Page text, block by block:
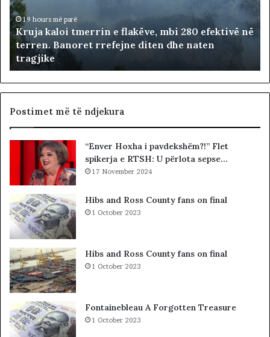
k
a
l
t
m
e
r
l
k
v
e
,
m
b
2
8
19 hours më parë
Kruja kaloi tmerrin e flakëve, mbi 280 efektivë në
terren. Banoret rrefejne diten dhe naten
tragjike
Postimet më të ndjekura
“Enver Hoxha i pavdekshëm?!” Flet
spikerja e RTSH: U përlota sepse…
17 November 2024
Hibs and Ross County fans on final
1 October 2023
Hibs and Ross County fans on final
1 October 2023
Fontainebleau A Forgotten Treasure
1 October 2023